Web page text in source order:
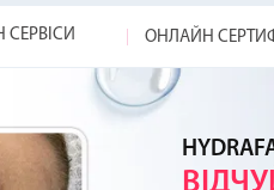
ОНЛАЙН
WOW!
ТОП
-20%
-20%
-20%
-25%